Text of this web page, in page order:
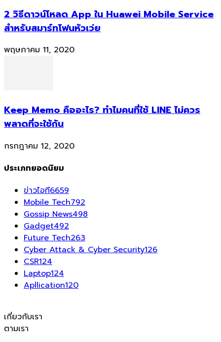
2 วิธีดาวน์โหลด App ใน Huawei Mobile Service
สำหรับสมาร์ทโฟนหัวเว่ย
พฤษภาคม 11, 2020
Keep Memo คืออะไร? ทำไมคนที่ใช้ LINE ไม่ควร
พลาดที่จะใช้กัน
กรกฎาคม 12, 2020
ประเภทยอดนิยม
ข่าวไอที6659
Mobile Tech792
Gossip News498
Gadget492
Future Tech263
Cyber Attack & Cyber Security126
CSR124
Laptop124
Apllication120
เกี่ยวกับเรา
ตามเรา